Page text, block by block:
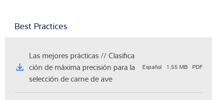
Best Practices
Las mejores prácticas // Clasifica
ción de máxima precisión para la
selección de carne de ave
Español 1,55 MB PDF